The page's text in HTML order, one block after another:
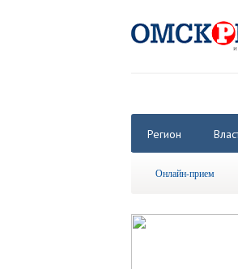
Регион
Онлайн-прием